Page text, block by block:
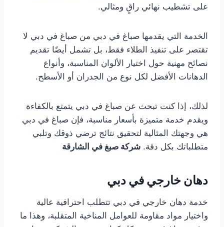
على تشطيب نهائي راقٍ ومثالي.
الخدمة التي يقدمها صباغ في دبي من صباغ في دبي لا
تقتصر على تنفيذ الطلاء فقط، بل تشمل أيضًا تقديم
نصائح مهنية حول اختيار الألوان المناسبة، وأنواع
الدهانات الأفضل لكل نوع من الجدران أو الأسطح.
لذلك، إذا كنت تبحث عن صباغ في دبي يتمتع بالكفاءة
ويقدم خدمة متميزة بأسعار مناسبة، فإن صباغ في دبي
هي وجهتك المثالية لتحقيق نتائج ترضي ذوقك وتلبي
متطلباتك بكل دقة. شركة صبغ في الشارقة
دهان خارجي في دبي
خدمة دهان خارجي في دبي تتطلب احترافية عالية
واختيار مواد مقاومة للعوامل المناخية المتقلبة، وهذا ما